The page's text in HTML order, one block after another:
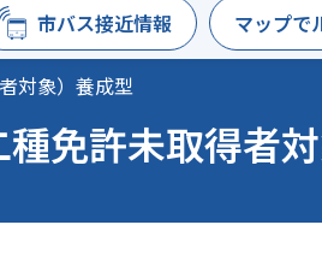
市バス接近情報 マップで
対象）養成型
免許未取得者